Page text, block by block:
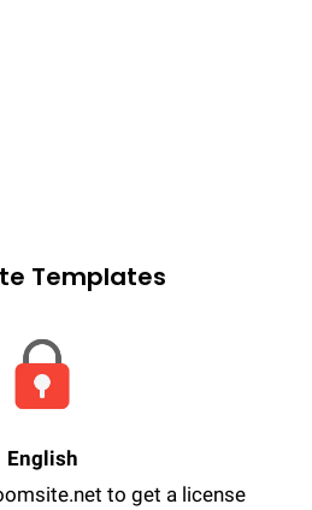
Templates
English
to get a license